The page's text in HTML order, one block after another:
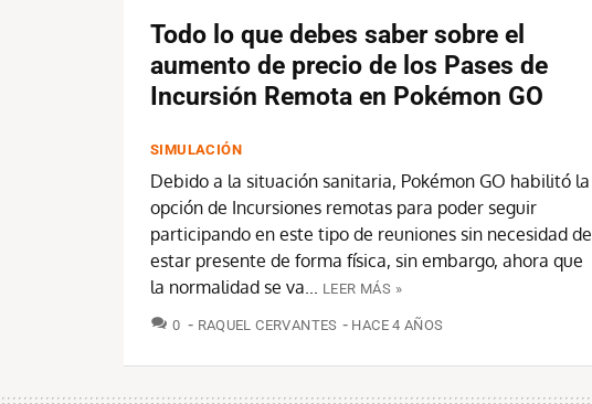
Todo lo que debes saber sobre el
aumento de precio de los Pases de
Incursión Remota en Pokémon GO
SIMULACIÓN
Debido a la situación sanitaria, Pokémon GO habilitó la
opción de Incursiones remotas para poder seguir
participando en este tipo de reuniones sin necesidad de
estar presente de forma física, sin embargo, ahora que
la normalidad se va... LEER MÁS »
0 COMENTARIOS
RAQUEL CERVANTES HACE 4 AÑOS